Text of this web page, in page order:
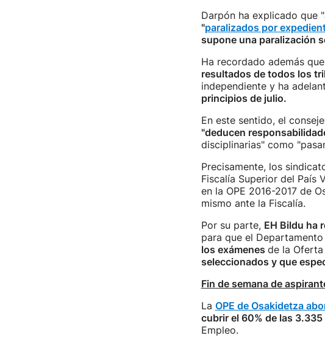
Darpón ha explicado que
"paralizados por
supone una paralización
Ha recordado además que
resultados de todos los
independiente y ha
principios de julio.
En este sentido, el
"deducen
disciplinarias" como
Precisamente, los
Fiscalía Superior del País
en la OPE 2016-2017 de
mismo ante la Fiscalía.
Por su parte, EH Bildu ha
para que el
los exámenes de la
seleccionados y que
Fin de semana de
La OPE de Osakidetza
cubrir el 60% de las
Empleo.